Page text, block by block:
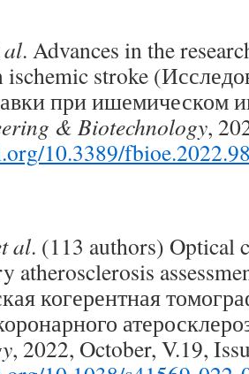
al. Advances in the
ischemic stroke
при ишемическом
& Biotechnology,
10.3389/
al. (113 authors) Optical
atherosclerosis
когерентная
, 2022, October, V.19,